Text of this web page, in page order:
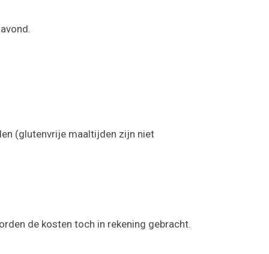
(glutenvrije maaltijden zijn niet
de kosten toch in rekening gebracht.